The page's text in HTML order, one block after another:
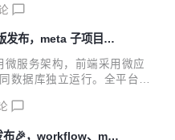
议使用 【基...
扩充。JECloud 适合软件开
、PM 等企业级信息化系
更新日志 v2.0.7 (2023-09
列表删除数据时刷新列表
滤 【基础平台】：子功能...
发布，meta 子项目更
服务架构，前端采用微应
数据库独立运行。全平台采
扩充。JECloud 适合软件开
布🎉，workflow、met